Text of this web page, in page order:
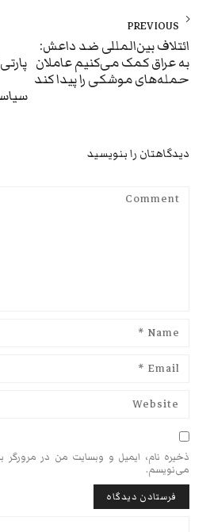
راهبری
نوشته
PREVIOUS
Previous
post:
ائتلاف بين‌المللى ضد داعش:
به عراق کمک می‌کنیم عاملان
حمله‌های موشکی را پیدا کند
دیدگاهتان را بنویسید
ذخیره نام، ایمیل و وبسایت من در مرورگر
می‌نویسم.